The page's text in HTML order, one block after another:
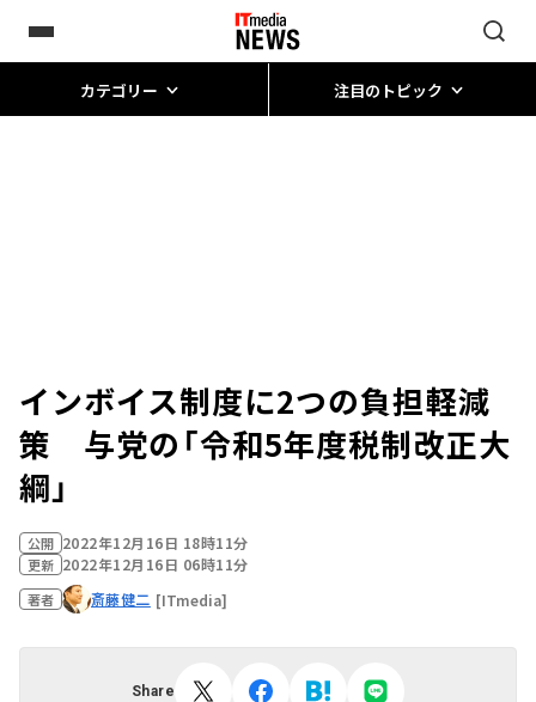
カテゴリー 注目のトピック
インボイス制度に2つの負担軽減
策 与党の「令和5年度税制改正大
綱」
公開 2022年12月16日 18時11分
更新 2022年12月16日 06時11分
著者 斎藤健二 [ITmedia]
Share